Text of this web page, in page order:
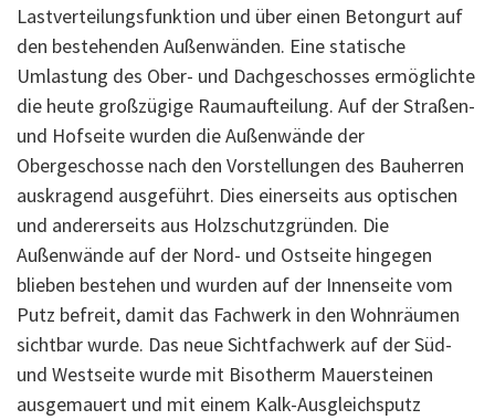
Lastverteilungsfunktion und über einen Betongurt auf
den bestehenden Außenwänden. Eine statische
Umlastung des Ober- und Dachgeschosses ermöglichte
die heute großzügige Raumaufteilung. Auf der Straßen-
und Hofseite wurden die Außenwände der
Obergeschosse nach den Vorstellungen des Bauherren
auskragend ausgeführt. Dies einerseits aus optischen
und andererseits aus Holzschutzgründen. Die
Außenwände auf der Nord- und Ostseite hingegen
blieben bestehen und wurden auf der Innenseite vom
Putz befreit, damit das Fachwerk in den Wohnräumen
sichtbar wurde. Das neue Sichtfachwerk auf der Süd-
und Westseite wurde mit Bisotherm Mauersteinen
ausgemauert und mit einem Kalk-Ausgleichsputz